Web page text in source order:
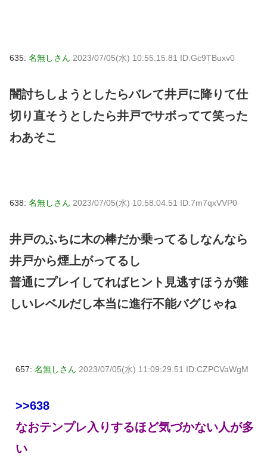
635: 名無しさん 2023/07/05(水) 10:55:15.81 ID:Gc9TBuxv0
闇討ちしようとしたらバレて井戸に降りて仕
切り直そうとしたら井戸でサボってて笑った
わあそこ
638: 名無しさん 2023/07/05(水) 10:58:04.51 ID:7m7qxVVP0
井戸のふちに木の棒だか乗ってるしなんなら
井戸から煙上がってるし
普通にプレイしてればヒント見逃すほうが難
しいレベルだし本当に進行不能バグじゃね
657: 名無しさん 2023/07/05(水) 11:09:29.51 ID:CZPCVaWgM
>>638
なおテンプレ入りするほど気づかない人が多
い